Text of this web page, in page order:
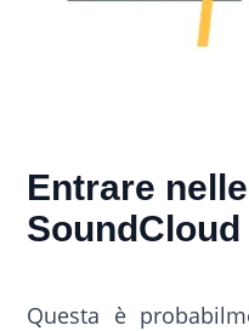
Entrare
SoundCloud
Questa è